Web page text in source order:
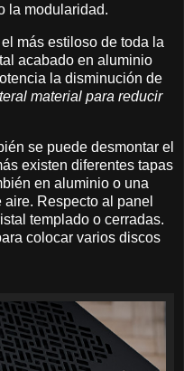
la modularidad.
más estiloso de toda la
acabado en aluminio
la disminución de
material para reducir
se puede desmontar el
existen diferentes tapas
en aluminio o una
Respecto al panel
templado o cerradas.
colocar varios discos